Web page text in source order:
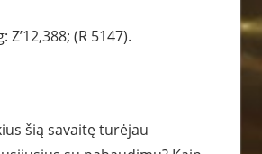
Z’12,388; (R 5147).
šią savaitę turėjau